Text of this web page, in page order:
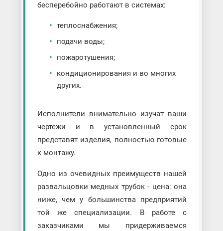
бесперебойно работают в системах:
теплоснабжения;
подачи воды;
пожаротушения;
кондиционирования и во многих
других.
Исполнители внимательно изучат ваши
чертежи и в установленный срок
представят изделия, полностью готовые
к монтажу.
Одно из очевидных преимуществ нашей
развальцовки медных трубок - цена: она
ниже, чем у большинства предприятий
той же специализации. В работе с
заказчиками мы придерживаемся